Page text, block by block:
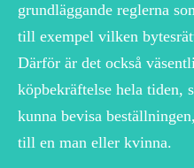
grundläggande reglerna
till exempel vilken
Därför är det också
köpbekräftelse hela tiden,
kunna bevisa
till en man eller kvinna.